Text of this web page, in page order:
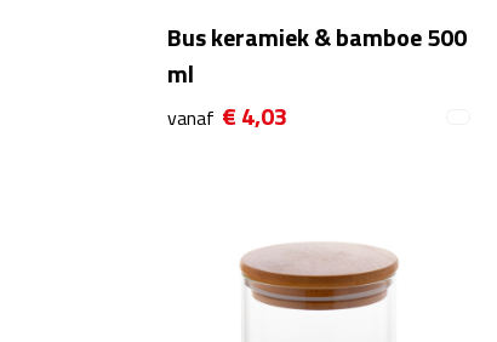
Bus keramiek & bamboe 500
ml
vanaf € 4,03